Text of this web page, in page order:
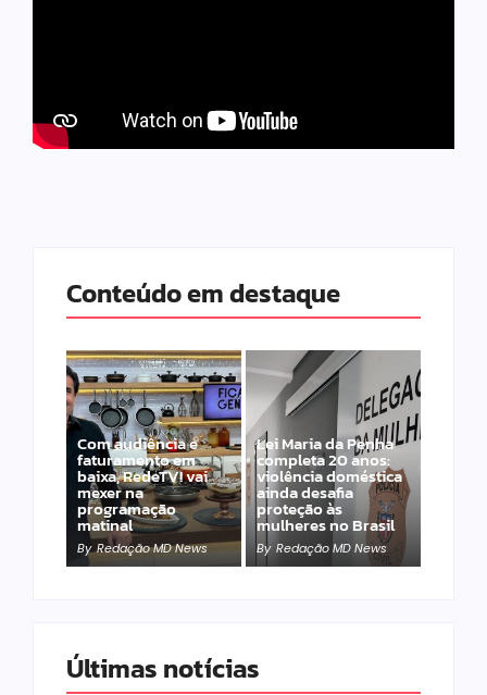
Conteúdo em destaque
Com audiência e
faturamento em
baixa, RedeTV! vai
mexer na
programação
matinal
By Redação MD News
Lei Maria da Penha
completa 20 anos:
violência doméstica
ainda desafia
proteção às
mulheres no Brasil
By Redação MD News
Últimas notícias